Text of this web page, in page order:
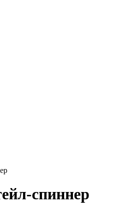
спиннер